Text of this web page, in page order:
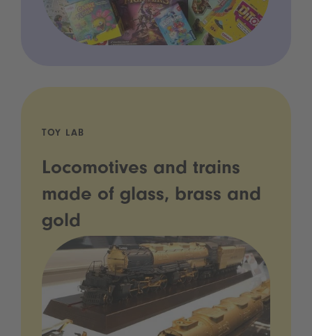
TOY LAB
Locomotives and trains
made of glass, brass and
gold